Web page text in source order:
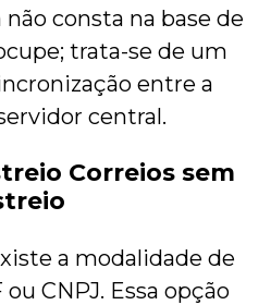
consta na base de
trata-se de um
entre a
central.
Correios sem
a modalidade de
CNPJ. Essa opção